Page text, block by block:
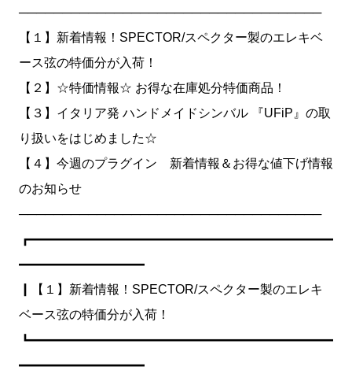
───────────────────────────────────
【１】新着情報！SPECTOR/スペクター製のエレキベ
ース弦の特価分が入荷！
【２】☆特価情報☆ お得な在庫処分特価商品！
【３】イタリア発 ハンドメイドシンバル 『UFiP』の取
り扱いをはじめました☆
【４】今週のプラグイン 新着情報＆お得な値下げ情報
のお知らせ
───────────────────────────────────
┏━━━━━━━━━━━━━━━━━━━━━━━━
━━━━━━━━━━
┃【１】新着情報！SPECTOR/スペクター製のエレキ
ベース弦の特価分が入荷！
┗━━━━━━━━━━━━━━━━━━━━━━━━
━━━━━━━━━━